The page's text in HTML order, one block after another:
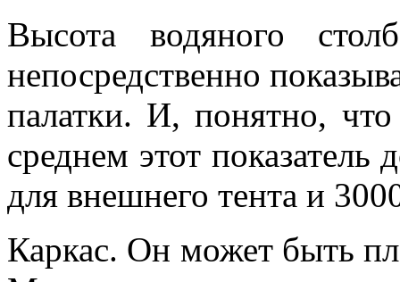
Высота водяного
непосредственно
палатки. И, понятно,
среднем этот
для внешнего тента и
Каркас. Он может быть